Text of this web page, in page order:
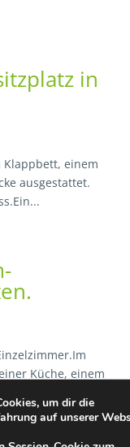
in
Klappbett, einem
ausgestattet.
Küche, einem
und eine...
um dir die
auf unserer